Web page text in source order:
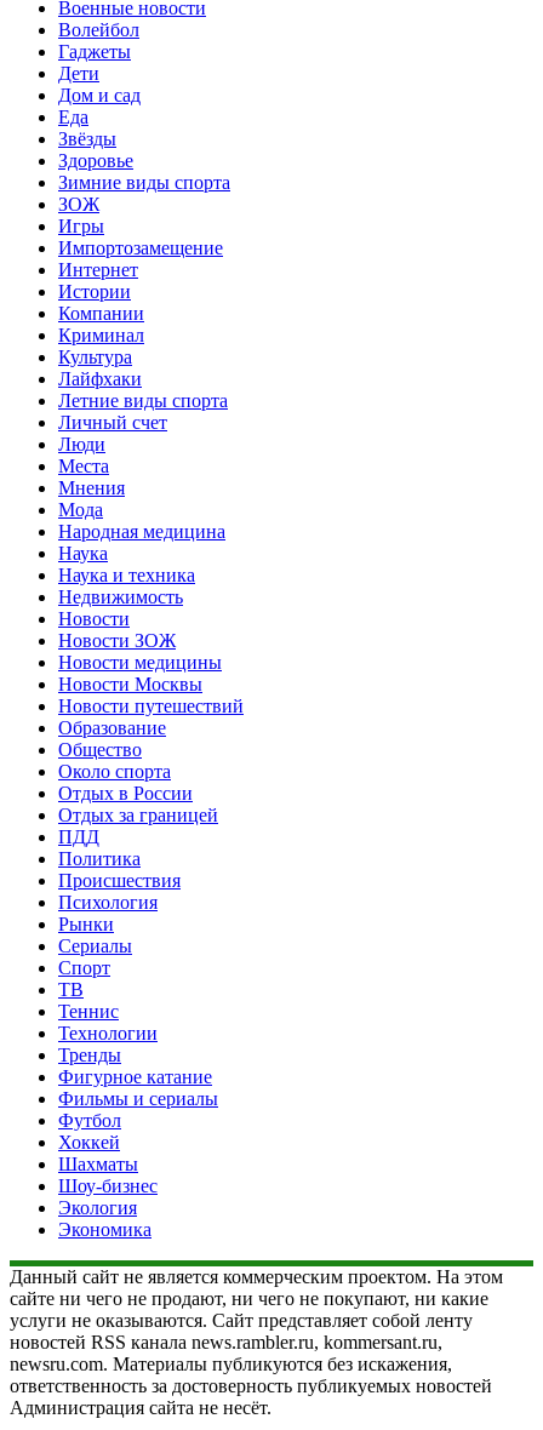
Военные новости
Волейбол
Гаджеты
Дети
Дом и сад
Еда
Звёзды
Здоровье
Зимние виды спорта
ЗОЖ
Игры
Импортозамещение
Интернет
Истории
Компании
Криминал
Культура
Лайфхаки
Летние виды спорта
Личный счет
Люди
Места
Мнения
Мода
Народная медицина
Наука
Наука и техника
Недвижимость
Новости
Новости ЗОЖ
Новости медицины
Новости Москвы
Новости путешествий
Образование
Общество
Около спорта
Отдых в России
Отдых за границей
ПДД
Политика
Происшествия
Психология
Рынки
Сериалы
Спорт
ТВ
Теннис
Технологии
Тренды
Фигурное катание
Фильмы и сериалы
Футбол
Хоккей
Шахматы
Шоу-бизнес
Экология
Экономика
Данный сайт не является коммерческим проектом. На этом
сайте ни чего не продают, ни чего не покупают, ни какие
услуги не оказываются. Сайт представляет собой ленту
новостей RSS канала news.rambler.ru, kommersant.ru,
newsru.com. Материалы публикуются без искажения,
ответственность за достоверность публикуемых новостей
Администрация сайта не несёт.